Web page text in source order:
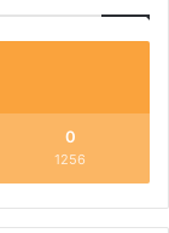
0
1256